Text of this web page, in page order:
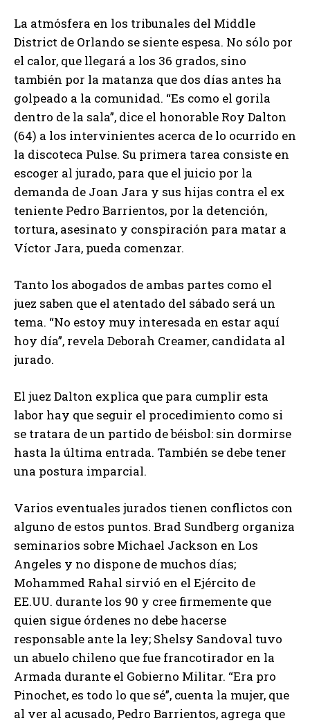
La atmósfera en los tribunales del Middle
District de Orlando se siente espesa. No sólo por
el calor, que llegará a los 36 grados, sino
también por la matanza que dos días antes ha
golpeado a la comunidad. “Es como el gorila
dentro de la sala”, dice el honorable Roy Dalton
(64) a los intervinientes acerca de lo ocurrido en
la discoteca Pulse. Su primera tarea consiste en
escoger al jurado, para que el juicio por la
demanda de Joan Jara y sus hijas contra el ex
teniente Pedro Barrientos, por la detención,
tortura, asesinato y conspiración para matar a
Víctor Jara, pueda comenzar.
Tanto los abogados de ambas partes como el
juez saben que el atentado del sábado será un
tema. “No estoy muy interesada en estar aquí
hoy día”, revela Deborah Creamer, candidata al
jurado.
El juez Dalton explica que para cumplir esta
labor hay que seguir el procedimiento como si
se tratara de un partido de béisbol: sin dormirse
hasta la última entrada. También se debe tener
una postura imparcial.
Varios eventuales jurados tienen conflictos con
alguno de estos puntos. Brad Sundberg organiza
seminarios sobre Michael Jackson en Los
Angeles y no dispone de muchos días;
Mohammed Rahal sirvió en el Ejército de
EE.UU. durante los 90 y cree firmemente que
quien sigue órdenes no debe hacerse
responsable ante la ley; Shelsy Sandoval tuvo
un abuelo chileno que fue francotirador en la
Armada durante el Gobierno Militar. “Era pro
Pinochet, es todo lo que sé”, cuenta la mujer, que
al ver al acusado, Pedro Barrientos, agrega que